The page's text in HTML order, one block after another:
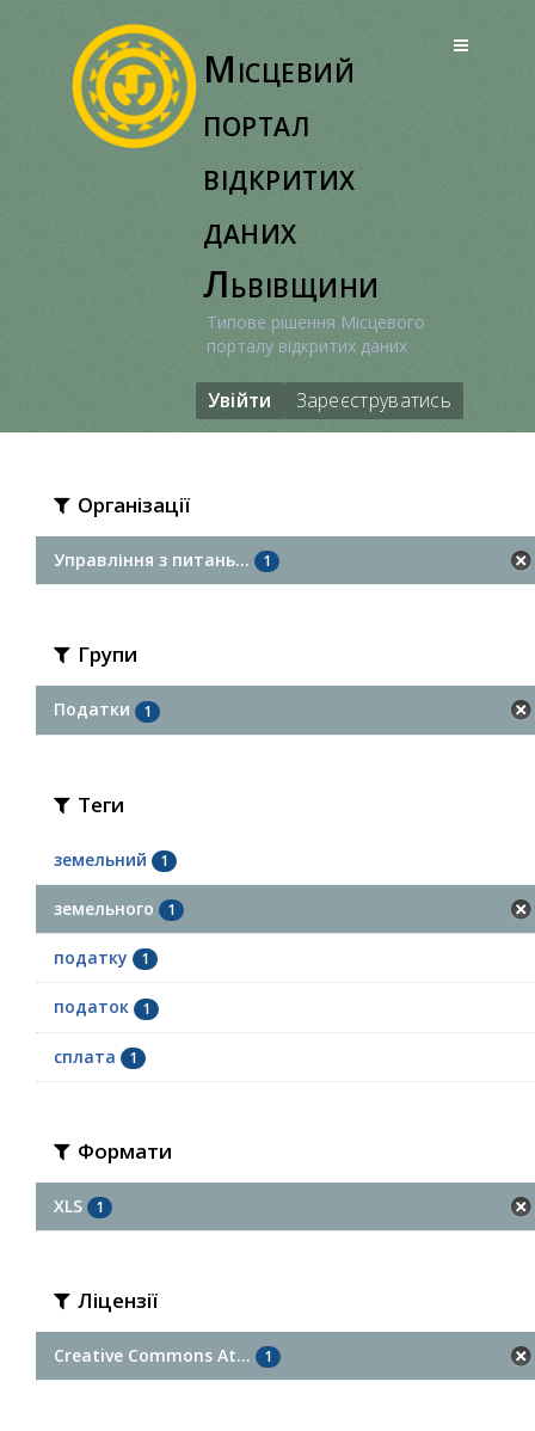
Місцевий
портал
відкритих
даних
Львівщини
Типове рішення Місцевого
порталу відкритих даних
Увійти Зареєструватись
Організації
Управління з питань... 1
Групи
Податки 1
Теги
земельний 1
земельного 1
податку 1
податок 1
сплата 1
Формати
XLS 1
Ліцензії
Creative Commons At... 1